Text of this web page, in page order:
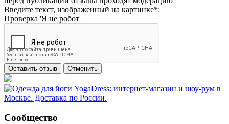
Введите текст, изображенный на картинке*:
Проверка 'Я не робот'
Сообщество